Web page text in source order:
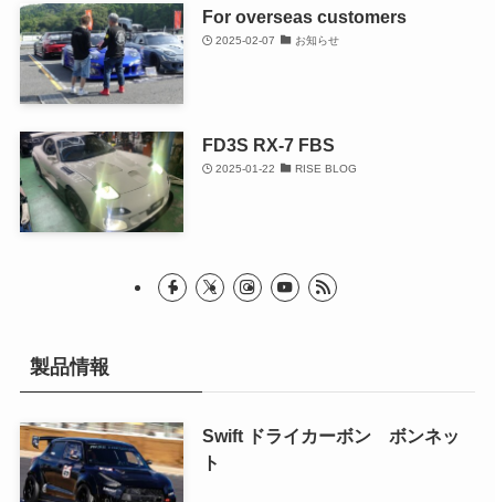
For overseas customers
2025-02-07 お知らせ
FD3S RX-7 FBS
2025-01-22 RISE BLOG
製品情報
Swift ドライカーボン ボンネッ
ト